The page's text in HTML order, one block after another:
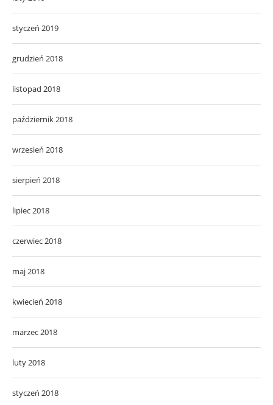
styczeń 2019
grudzień 2018
listopad 2018
październik 2018
wrzesień 2018
sierpień 2018
lipiec 2018
czerwiec 2018
maj 2018
kwiecień 2018
marzec 2018
luty 2018
styczeń 2018